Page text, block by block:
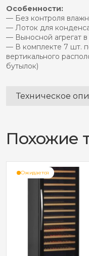
Особенности:
— Без контроля
— Лоток для
— Выносной агрегат в
— В комплекте 7 шт.
вертикального
бутылок)
Техническое
Похожие
Ожидается